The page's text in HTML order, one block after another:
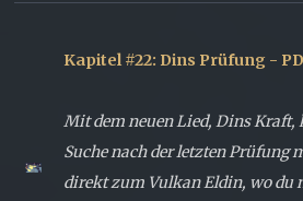
Kapitel #22: Dins Prüfung -
Mit dem neuen Lied, Dins Kraft,
Suche nach der letzten Prüfung
direkt zum Vulkan Eldin, wo du